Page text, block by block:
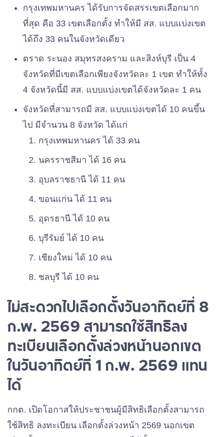
กรุงเทพมหานคร ได้รับการจัดสรรเขตเลือกมาก
ที่สุด คือ 33 เขตเลือกตั้ง ทำให้มี สส. แบบแบ่งเขต
ได้ถึง 33 คนในจังหวัดเดียว
ตราด ระนอง สมุทรสงคราม และสิงห์บุรี เป็น 4
จังหวัดที่มีเขตเลือกเพียงจังหวัดละ 1 เขต ทำให้ทั้ง
4 จังหวัดนี้มี สส. แบบแบ่งเขตได้จังหวัดละ 1 คน
จังหวัดที่สามารถมี สส. แบบแบ่งเขตได้ 10 คนขึ้น
ไป มีจำนวน 8 จังหวัด ได้แก่
กรุงเทพมหานคร ได้ 33 คน
นครราชสีมา ได้ 16 คน
อุบลราชธานี ได้ 11 คน
ขอนแก่น ได้ 11 คน
อุดรธานี ได้ 10 คน
บุรีรัมย์ ได้ 10 คน
เชียงใหม่ ได้ 10 คน
ชลบุรี ได้ 10 คน
ไม่สะดวกไปเลือกตั้งวันอาทิตย์ที่ 8
ก.พ. 2569 สามารถใช้สิทธิลง
ทะเบียนเลือกตั้งล่วงหน้านอกเขต
ในวันอาทิตย์ที่ 1 ก.พ. 2569 แทน
ได้
กกต. เปิดโอกาสให้ประชาชนผู้มีสิทธิเลือกตั้งสามารถ
ใช้สิทธิ ลงทะเบียน เลือกตั้งล่วงหน้า 2569 นอกเขต